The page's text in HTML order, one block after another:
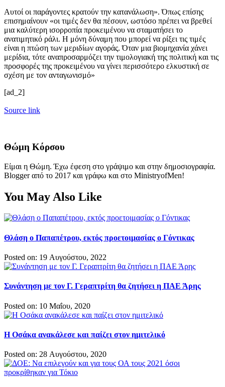
Αυτοί οι παράγοντες κρατούν την κατανάλωση». Όπως επίσης
επισημαίνουν «οι τιμές δεν θα πέσουν, ωστόσο πρέπει να βρεθεί
μια καλύτερη ισορροπία προκειμένου να σταματήσει το
ανατιμητικό ράλι. Η μόνη δύναμη που μπορεί να ρίξει τις τιμές
είναι η πτώση των μεριδίων αγοράς. Όταν μια βιομηχανία χάνει
μερίδια, τότε αναπροσαρμόζει την τιμολογιακή της πολιτική και τις
προσφορές της προκειμένου να γίνει περισσότερο ελκυστική σε
σχέση με τον ανταγωνισμό»
[ad_2]
Source link
Θώμη Κόρσου
Είμαι η Θώμη. Έχω έφεση στο γράψιμο και στην δημοσιογραφία.
Blogger από το 2017 και γράφω και στο MinistryofMen!
You May Also Like
Θλάση ο Παπαπέτρου, εκτός προετοιμασίας ο Γόντικας
Posted on: 19 Αυγούστου, 2022
Συνάντηση με τον Γ. Γεραπτρίτη θα ζητήσει η ΠΑΕ Άρης
Posted on: 10 Μαΐου, 2020
Η Οσάκα ανακάλεσε και παίζει στον ημιτελικό
Posted on: 28 Αυγούστου, 2020